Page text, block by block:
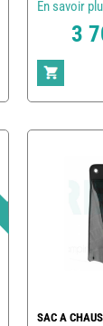
En savoir
3
SAC A